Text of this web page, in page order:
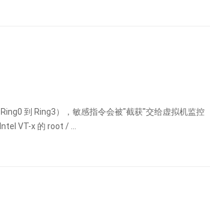
到 Ring3），敏感指令会被"截获"交给虚拟机监控
VT-x 的 root / ...